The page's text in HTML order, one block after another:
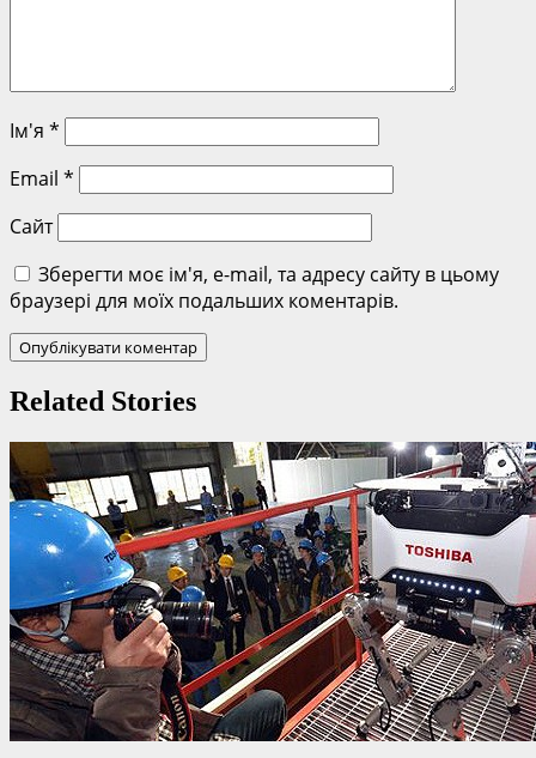
Ім'я *
Email *
Сайт
Зберегти моє ім'я, e-mail, та адресу сайту в цьому
браузері для моїх подальших коментарів.
Related Stories